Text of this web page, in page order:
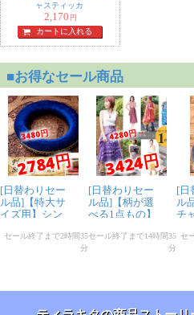
ャスティッカ
2,170 円
カートに入れる